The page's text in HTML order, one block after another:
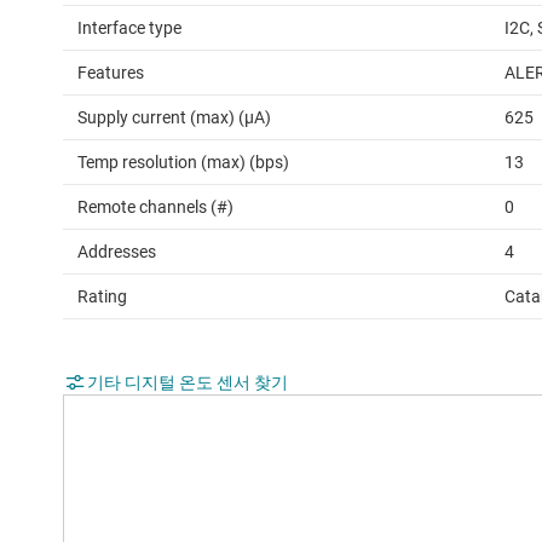
Interface type I2C,
Features
Supply current (max) (µA) 625
Temp resolution (max) (bps) 13
Remote channels (#) 0
Addresses 4
Rating
기타 디지털 온도 센서 찾기